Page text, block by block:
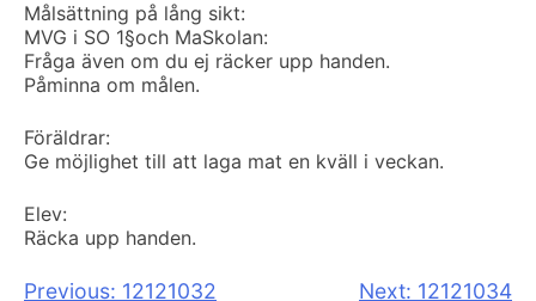
Målsättning på lång sikt:
MVG i SO 1§och MaSkolan:
Fråga även om du ej räcker upp handen.
Påminna om målen.
Föräldrar:
Ge möjlighet till att laga mat en kväll i veckan.
Elev:
Räcka upp handen.
Previous: 12121032 Next: 12121034